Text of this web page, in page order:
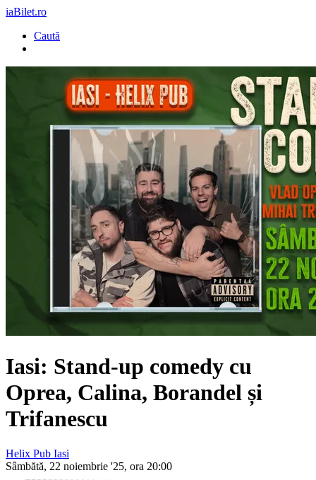
iaBilet.ro
Caută
Iasi: Stand-up comedy cu
Oprea, Calina, Borandel și
Trifanescu
Helix Pub Iasi
Sâmbătă, 22 noiembrie '25, ora 20:00